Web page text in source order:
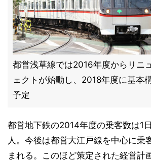
都営浅草線では2016年度からリニ
ェクトが始動し、2018年度に基本
予定
都営地下鉄の2014年度の乗客数は1
人。今後は都営大江戸線を中心に乗
まれる。このほど策定された経営計